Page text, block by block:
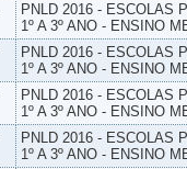
PNLD 2016 - ESCOLAS
1º A 3º ANO - ENSINO
PNLD 2016 - ESCOLAS
1º A 3º ANO - ENSINO
PNLD 2016 - ESCOLAS
1º A 3º ANO - ENSINO
PNLD 2016 - ESCOLAS
1º A 3º ANO - ENSINO